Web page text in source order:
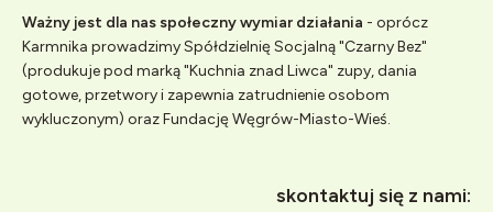
Ważny jest dla nas społeczny wymiar działania - oprócz
Karmnika prowadzimy Spółdzielnię Socjalną "Czarny Bez"
(produkuje pod marką "Kuchnia znad Liwca" zupy, dania
gotowe, przetwory i zapewnia zatrudnienie osobom
wykluczonym) oraz Fundację Węgrów-Miasto-Wieś.
skontaktuj się z nami: